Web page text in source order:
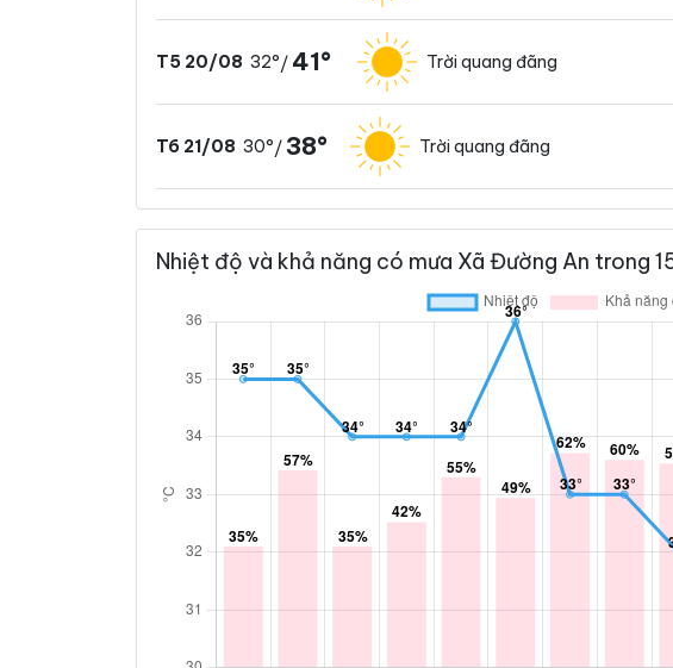
T5 20/08 32°/ 41° Trời quang đãng
T6 21/08 30°/38° Trời quang đãng
Nhiệt độ và khả năng có mưa Xã Đường An trong